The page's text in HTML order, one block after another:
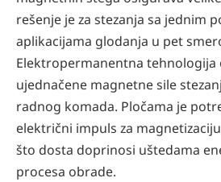
rešenje je za stezanja sa jednim
aplikacijama glodanja u pet
Elektropermanentna tehnologija
ujednačene magnetne sile
radnog komada. Pločama je
električni impuls za
što dosta doprinosi uštedama
procesa obrade.